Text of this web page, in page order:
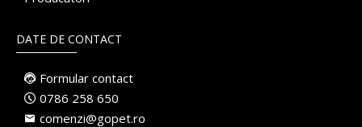
DATE DE CONTACT
Formular contact
0786 258 650
comenzi@gopet.ro